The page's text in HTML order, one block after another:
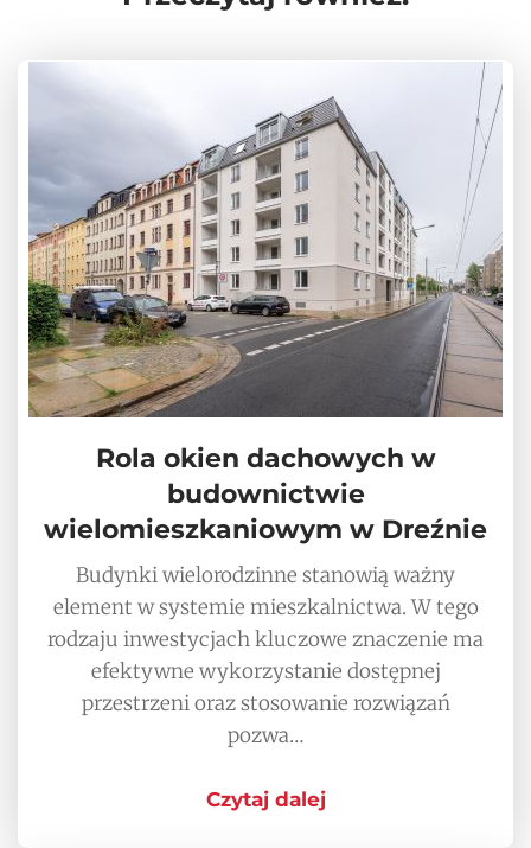
Rola okien dachowych w
budownictwie
wielomieszkaniowym w Dreźnie
Budynki wielorodzinne stanowią ważny
element w systemie mieszkalnictwa. W tego
rodzaju inwestycjach kluczowe znaczenie ma
efektywne wykorzystanie dostępnej
przestrzeni oraz stosowanie rozwiązań
pozwa…
Czytaj dalej